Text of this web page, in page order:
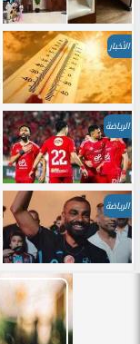
الأخبار
الرياضة
الرياضة